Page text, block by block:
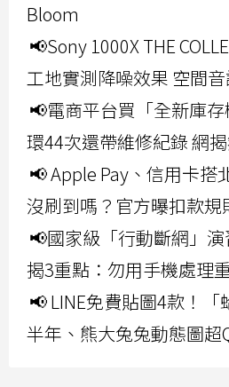
Bloom
📢Sony 1000X THE
工地實測降噪效果 空間
📢電商平台買「全新庫
環44次還帶維修紀錄 網
📢 Apple Pay、信用卡搭
沒刷到嗎？官方曝扣款規
📢國家級「行動斷網」
揭3重點：勿用手機處理
📢 LINE免費貼圖4款！
半年、熊大兔兔動態圖超